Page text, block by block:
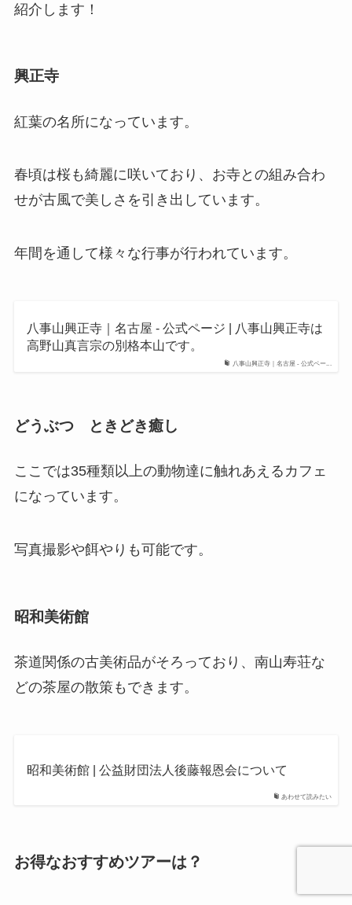
紹介します！
興正寺
紅葉の名所になっています。
春頃は桜も綺麗に咲いており、お寺との組み合わ
せが古風で美しさを引き出しています。
年間を通して様々な行事が行われています。
八事山興正寺｜名古屋 - 公式ペー...
八事山興正寺｜名古屋 - 公式ページ | 八事山興正寺は
高野山真言宗の別格本山です。
どうぶつ ときどき癒し
ここでは35種類以上の動物達に触れあえるカフェ
になっています。
写真撮影や餌やりも可能です。
昭和美術館
茶道関係の古美術品がそろっており、南山寿荘な
どの茶屋の散策もできます。
あわせて読みたい
昭和美術館 | 公益財団法人後藤報恩会について
お得なおすすめツアーは？